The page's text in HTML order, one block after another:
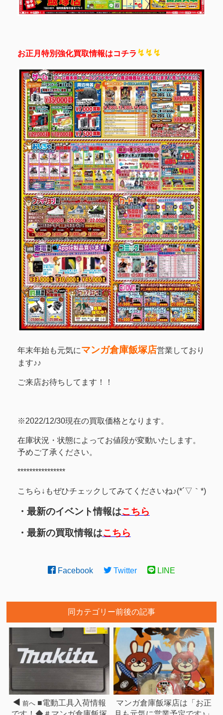
お正月特別強化買取情報はコチラ ↯↯↯
年末年始も元気にマンガ倉庫飯塚店営業しており
ます♪♪
ご来店お待ちしてます！！
※2022/12/30現在の買取価格となります。
在庫状況・状態によってお値段が変動いたします。
予めご了承ください。
****************
こちら↓もぜひチェックしてみてくださいね♪(*´▽｀*)
・最新のイベント情報はこちら
・最新の買取情報はこちら
Facebook Twitter LINE
同カテゴリー前後の記事
前へ ■電動工具入荷情報
マンガ倉庫飯塚店は「お正